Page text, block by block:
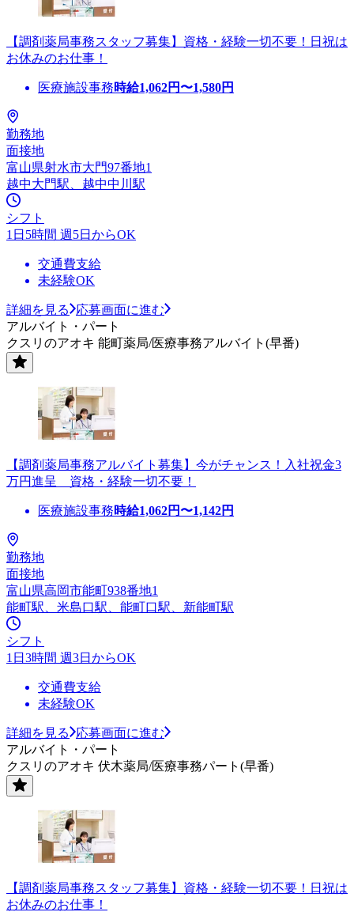
【調剤薬局事務スタッフ募集】資格・経験一切不要！日祝は
お休みのお仕事！
医療施設事務時給1,062円〜1,580円
勤務地
面接地
富山県射水市大門97番地1
越中大門駅、越中中川駅
シフト
1日5時間 週5日からOK
交通費支給
未経験OK
詳細を見る
応募画面に進む
アルバイト・パート
クスリのアオキ 能町薬局/医療事務アルバイト(早番)
【調剤薬局事務アルバイト募集】今がチャンス！入社祝金3
万円進呈 資格・経験一切不要！
医療施設事務時給1,062円〜1,142円
勤務地
面接地
富山県高岡市能町938番地1
能町駅、米島口駅、能町口駅、新能町駅
シフト
1日3時間 週3日からOK
交通費支給
未経験OK
詳細を見る
応募画面に進む
アルバイト・パート
クスリのアオキ 伏木薬局/医療事務パート(早番)
【調剤薬局事務スタッフ募集】資格・経験一切不要！日祝は
お休みのお仕事！